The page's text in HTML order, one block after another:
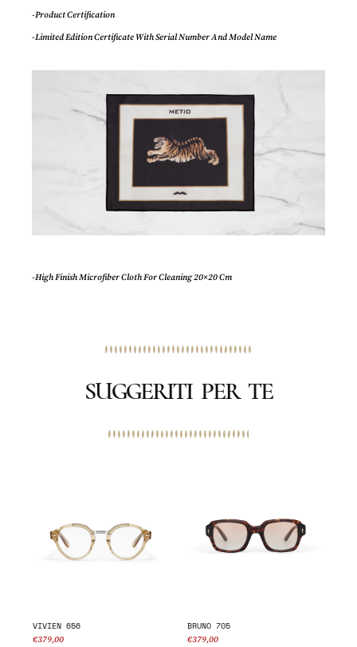
-Product Certification
-Limited Edition Certificate With Serial Number And Model Name
-High Finish Microfiber Cloth For Cleaning 20×20 Cm
SUGGERITI PER TE
VIVIEN 656
€379,00
BRUNO 705
€379,00